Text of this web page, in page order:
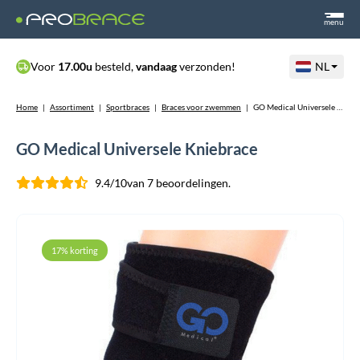
menu
Voor 17.00u besteld,vandaagverzonden! NL
Home | Assortiment | Sportbraces | Braces voor zwemmen | GO Medical Universele Kniebrace
GO Medical Universele Kniebrace
9.4/10van 7 beoordelingen.
17% korting